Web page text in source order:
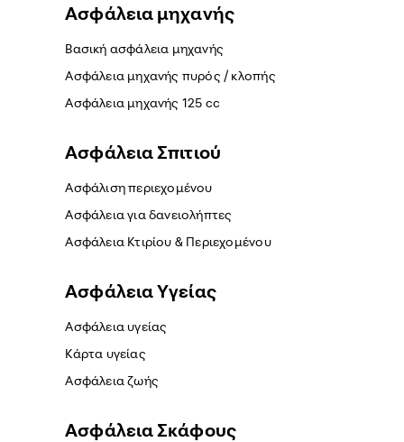
Ασφάλεια μηχανής
Βασική ασφάλεια μηχανής
Ασφάλεια μηχανής πυρός / κλοπής
Ασφάλεια μηχανής 125 cc
Ασφάλεια Σπιτιού
Ασφάλιση περιεχομένου
Ασφάλεια για δανειολήπτες
Ασφάλεια Κτιρίου & Περιεχομένου
Ασφάλεια Yγείας
Ασφάλεια υγείας
Κάρτα υγείας
Ασφάλεια ζωής
Ασφάλεια Σκάφους